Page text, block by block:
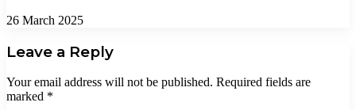
26 March 2025
Leave a Reply
Your email address will not be published. Required fields are
marked *